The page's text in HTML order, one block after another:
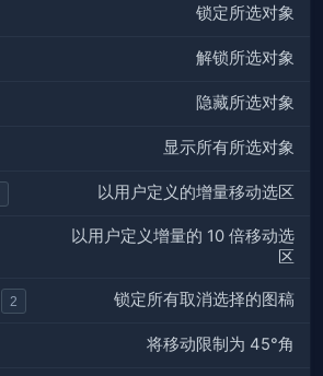
锁定所选对象
解锁所选对象
隐藏所选对象
显示所有所选对象
以用户定义的增量移动选区
以用户定义增量的 10 倍移动选
区
2 锁定所有取消选择的图稿
将移动限制为 45°角